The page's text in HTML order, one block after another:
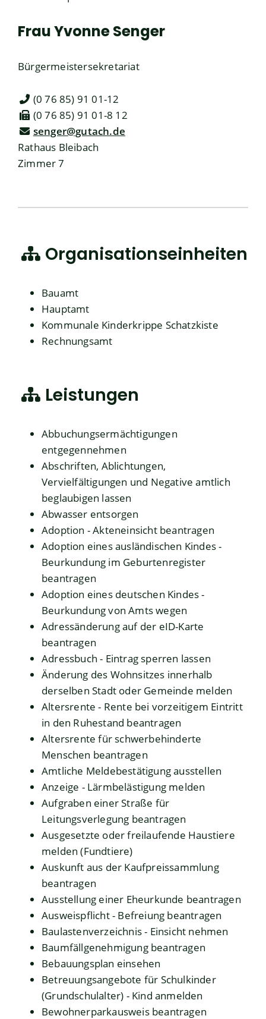
FrauYvonneSenger
Bürgermeistersekretariat
(0 76 85) 91 01-12
(0 76 85) 91 01-8 12
senger@gutach.de
Rathaus Bleibach
Zimmer 7
Organisationseinheiten
Bauamt
Hauptamt
Kommunale Kinderkrippe Schatzkiste
Rechnungsamt
Leistungen
Abbuchungsermächtigungen
entgegennehmen
Abschriften, Ablichtungen,
Vervielfältigungen und Negative amtlich
beglaubigen lassen
Abwasser entsorgen
Adoption - Akteneinsicht beantragen
Adoption eines ausländischen Kindes -
Beurkundung im Geburtenregister
beantragen
Adoption eines deutschen Kindes -
Beurkundung von Amts wegen
Adressänderung auf der eID-Karte
beantragen
Adressbuch - Eintrag sperren lassen
Änderung des Wohnsitzes innerhalb
derselben Stadt oder Gemeinde melden
Altersrente - Rente bei vorzeitigem Eintritt
in den Ruhestand beantragen
Altersrente für schwerbehinderte
Menschen beantragen
Amtliche Meldebestätigung ausstellen
Anzeige - Lärmbelästigung melden
Aufgraben einer Straße für
Leitungsverlegung beantragen
Ausgesetzte oder freilaufende Haustiere
melden (Fundtiere)
Auskunft aus der Kaufpreissammlung
beantragen
Ausstellung einer Eheurkunde beantragen
Ausweispflicht - Befreiung beantragen
Baulastenverzeichnis - Einsicht nehmen
Baumfällgenehmigung beantragen
Bebauungsplan einsehen
Betreuungsangebote für Schulkinder
(Grundschulalter) - Kind anmelden
Bewohnerparkausweis beantragen